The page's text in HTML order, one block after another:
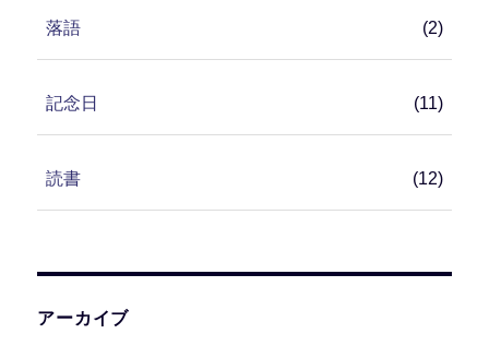
落語 (2)
記念日 (11)
読書 (12)
アーカイブ